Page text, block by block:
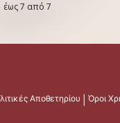
έως 7 από 7